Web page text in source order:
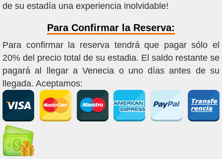
de su estadía una experiencia inolvidable!
Para Confirmar la Reserva:
Para confirmar la reserva tendrá que pagar sólo el
20% del precio total de su estadia. El saldo restante se
pagará al llegar a Venecia o uno días antes de su
llegada. Aceptamos: